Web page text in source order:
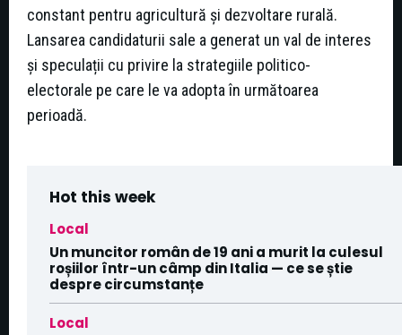
constant pentru agricultură și dezvoltare rurală.
Lansarea candidaturii sale a generat un val de interes
și speculații cu privire la strategiile politico-
electorale pe care le va adopta în următoarea
perioadă.
Hot this week
Local
Un muncitor român de 19 ani a murit la culesul
roșiilor într-un câmp din Italia — ce se știe
despre circumstanțe
Local